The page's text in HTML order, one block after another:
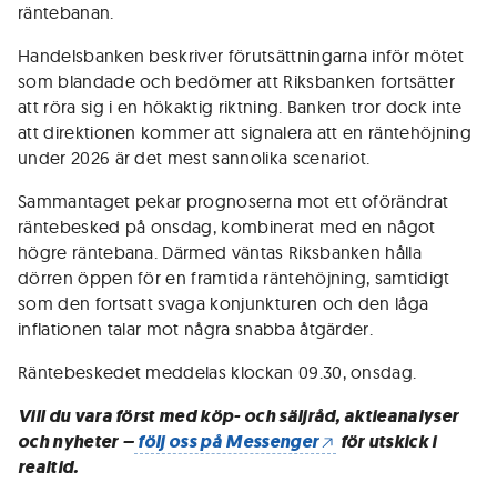
räntebanan.
Handelsbanken beskriver förutsättningarna inför mötet
som blandade och bedömer att Riksbanken fortsätter
att röra sig i en hökaktig riktning. Banken tror dock inte
att direktionen kommer att signalera att en räntehöjning
under 2026 är det mest sannolika scenariot.
Sammantaget pekar prognoserna mot ett oförändrat
räntebesked på onsdag, kombinerat med en något
högre räntebana. Därmed väntas Riksbanken hålla
dörren öppen för en framtida räntehöjning, samtidigt
som den fortsatt svaga konjunkturen och den låga
inflationen talar mot några snabba åtgärder.
Räntebeskedet meddelas klockan 09.30, onsdag.
Vill du vara först med köp- och säljråd, aktieanalyser
och nyheter –följ oss på Messenger
för utskick i
realtid.